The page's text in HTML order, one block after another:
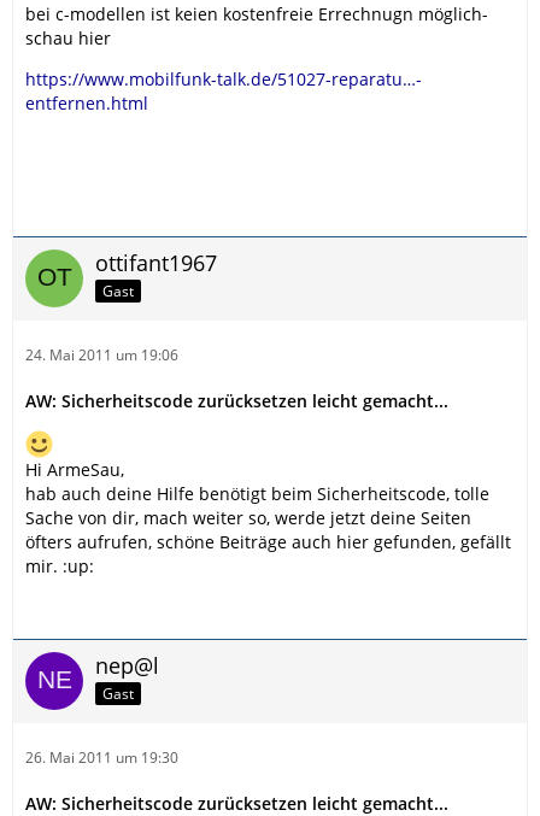
bei c-modellen ist keien kostenfreie Errechnugn möglich-
schau hier
https://www.mobilfunk-talk.de/51027-reparatu…-
entfernen.html
ottifant1967
Gast
24. Mai 2011 um 19:06
AW: Sicherheitscode zurücksetzen leicht gemacht...
Hi ArmeSau,
hab auch deine Hilfe benötigt beim Sicherheitscode, tolle
Sache von dir, mach weiter so, werde jetzt deine Seiten
öfters aufrufen, schöne Beiträge auch hier gefunden, gefällt
mir. :up:
nep@l
Gast
26. Mai 2011 um 19:30
AW: Sicherheitscode zurücksetzen leicht gemacht...